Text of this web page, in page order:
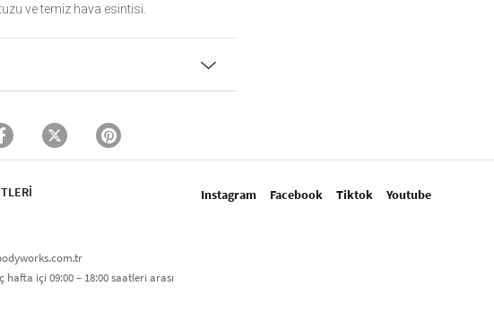
ve temiz hava esintisi.
Instagram Facebook Tiktok Youtube
içi 09:00 – 18:00 saatleri arası​